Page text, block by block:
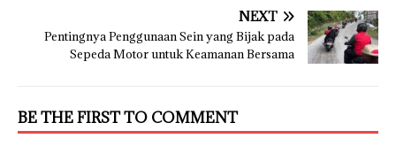
NEXT
Pentingnya Penggunaan Sein yang Bijak pada
Sepeda Motor untuk Keamanan Bersama
BE THE FIRST TO COMMENT